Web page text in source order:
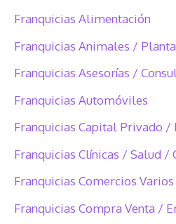
Franquicias Alimentación
Franquicias Animales /
Franquicias Asesorías /
Franquicias Automóviles
Franquicias Capital Privado /
Franquicias Clínicas / Salud /
Franquicias Comercios Varios
Franquicias Compra Venta /